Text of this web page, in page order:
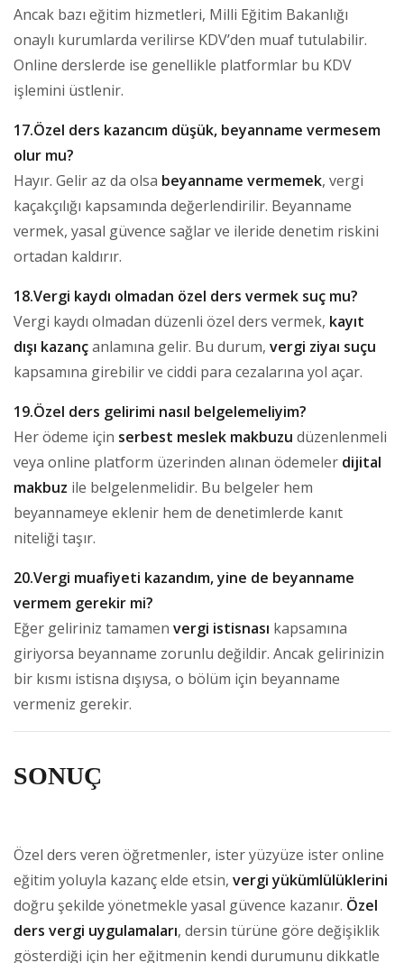
Ancak bazı eğitim hizmetleri, Milli Eğitim Bakanlığı
onaylı kurumlarda verilirse KDV’den muaf tutulabilir.
Online derslerde ise genellikle platformlar bu KDV
işlemini üstlenir.
17.Özel ders kazancım düşük, beyanname vermesem
olur mu?
Hayır. Gelir az da olsa beyanname vermemek, vergi
kaçakçılığı kapsamında değerlendirilir. Beyanname
vermek, yasal güvence sağlar ve ileride denetim riskini
ortadan kaldırır.
18.Vergi kaydı olmadan özel ders vermek suç mu?
Vergi kaydı olmadan düzenli özel ders vermek, kayıt
dışı kazançanlamına gelir. Bu durum, vergi ziyaı suçu
kapsamına girebilir ve ciddi para cezalarına yol açar.
19.Özel ders gelirimi nasıl belgelemeliyim?
Her ödeme için serbest meslek makbuzu düzenlenmeli
veya online platform üzerinden alınan ödemeler dijital
makbuz ile belgelenmelidir. Bu belgeler hem
beyannameye eklenir hem de denetimlerde kanıt
niteliği taşır.
20.Vergi muafiyeti kazandım, yine de beyanname
vermem gerekir mi?
Eğer geliriniz tamamen vergi istisnası kapsamına
giriyorsa beyanname zorunlu değildir. Ancak gelirinizin
bir kısmı istisna dışıysa, o bölüm için beyanname
vermeniz gerekir.
SONUÇ
Özel ders veren öğretmenler, ister yüzyüze ister online
eğitim yoluyla kazanç elde etsin, vergi yükümlülüklerini
doğru şekilde yönetmekle yasal güvence kazanır. Özel
ders vergi uygulamaları, dersin türüne göre değişiklik
gösterdiği için her eğitmenin kendi durumunu dikkatle